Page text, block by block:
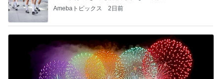
Amebaトピックス 2日前